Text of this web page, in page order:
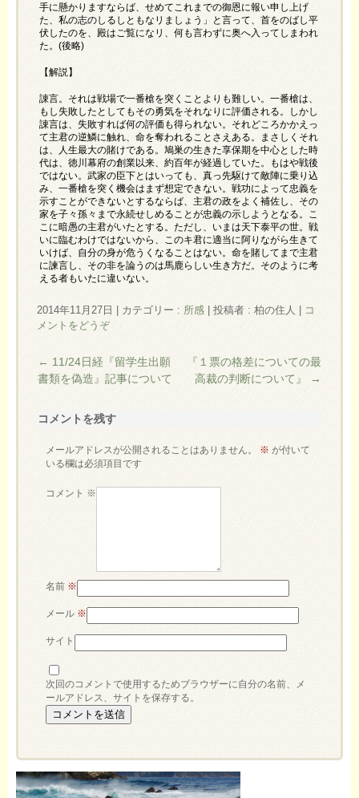
手に懸かりますならば、せめてこれまでの御恩に報い申し上げ
た、私の志のしるしともなリましょう」と言って、首をのばし平
伏したのを、殿はご覧になリ、何も言わずに奥へ入ってしまわれ
た。(後略)
【解説】
諌言。それは戦場で一番槍を突くことよりも難しい。一番槍は、
もし失敗したとしてもその勇気をそれなりに評価される。しかし
諌言は、失敗すれば何の評価も得られない。それどころかかえっ
て主君の逆鱗に触れ、命を奪われることさえある。まさしくそれ
は、人生最大の賭けである。鳩巣の生きた享保期を中心とした時
代は、徳川幕府の創業以来、約百年が経過していた。もはや戦後
ではない。武家の臣下とはいっても、真っ先駆けて敵陣に乗り込
み、一番槍を突く機会はまず想定できない。戦功によって忠義を
示すことができないとするならば、主君の政をよく補佐し、その
家を子々孫々まで永続せしめることが忠義の示しようとなる。こ
こに暗愚の主君がいたとする。ただし、いまは天下泰平の世。戦
いに臨むわけではないから、このキ君に適当に阿りながら生きて
いけば、自分の身が危うくなることはない。命を賭してまで主君
に諫言し、その非を論うのは馬鹿らしい生き方だ。そのように考
える者もいたに違いない。
2014年11月27日 カテゴリー : 所感 投稿者 : 柏の住人
コ
メントをどうぞ
← 11/24日経『留学生出願
書類を偽造』記事について
『１票の格差についての最
高裁の判断について』
→
コメントを残す
メールアドレスが公開されることはありません。 ※ が付いて
いる欄は必須項目です
コメント ※
名前 ※
メール ※
サイト
次回のコメントで使用するためブラウザーに自分の名前、メ
ールアドレス、サイトを保存する。